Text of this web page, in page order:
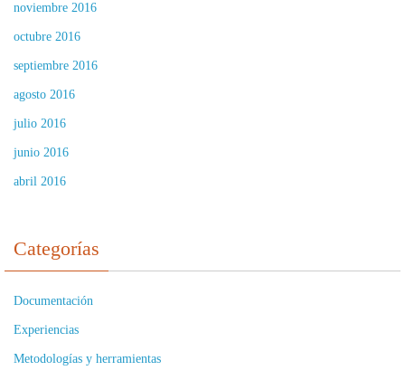
noviembre 2016
octubre 2016
septiembre 2016
agosto 2016
julio 2016
junio 2016
abril 2016
Categorías
Documentación
Experiencias
Metodologías y herramientas